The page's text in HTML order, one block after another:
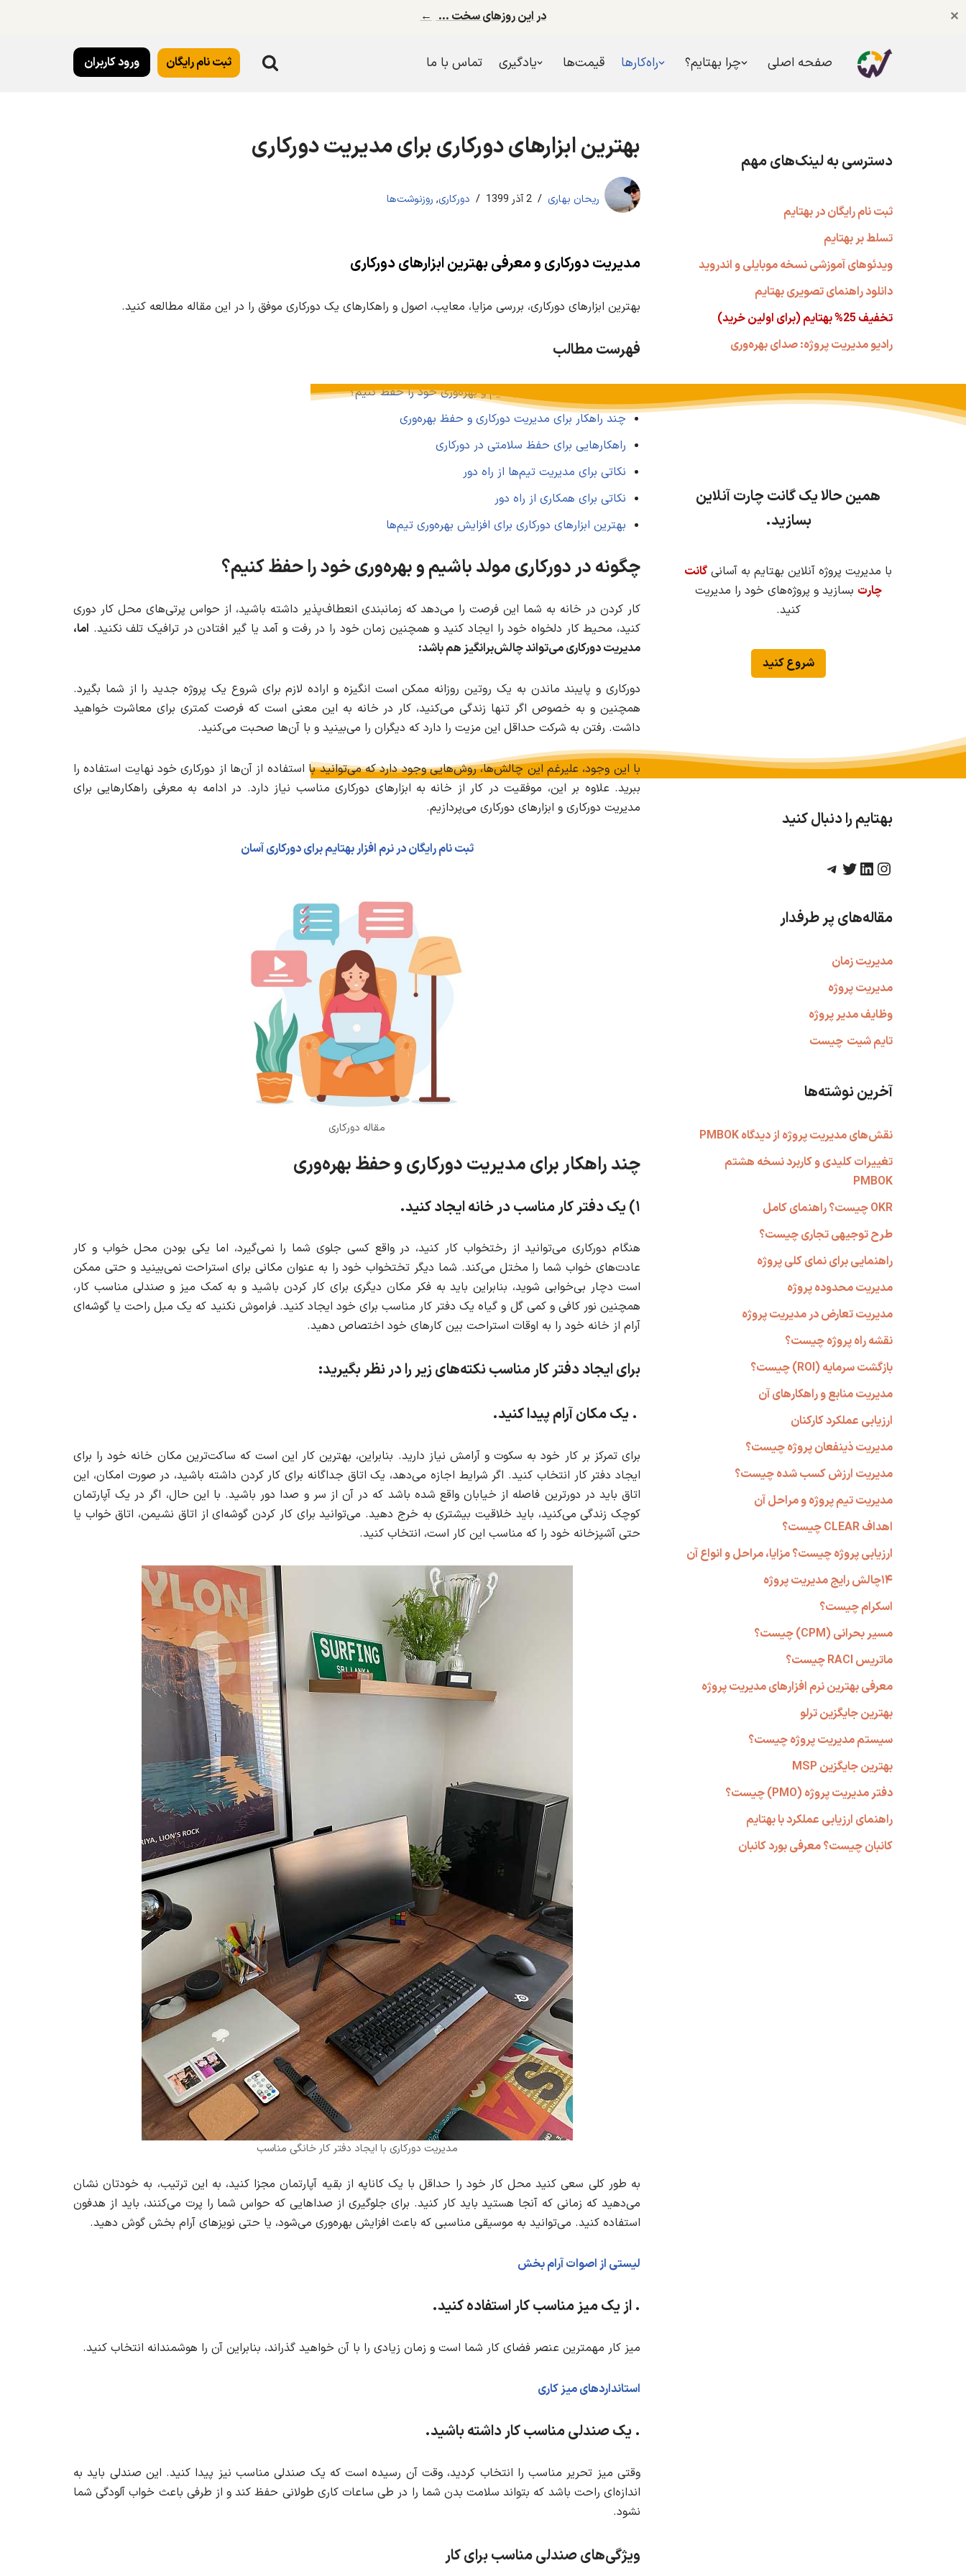
در این روزهای سخت … ← ✕
صفحه اصلی چرا بهتایم؟ راه‌کارها قیمت‌ها یادگیری تماس با ما ثبت نام رایگان ورود کاربران
دسترسی به لینک‌های مهم
ثبت نام رایگان در بهتایم
تسلط بر بهتایم
ویدئوهای آموزشی نسخه موبایلی و اندروید
دانلود راهنمای تصویری بهتایم
تخفیف 25% بهتایم (برای اولین خرید)
رادیو مدیریت پروژه: صدای بهره‌وری
همین حالا یک گانت چارت آنلاین
بسازید.
با مدیریت پروژه آنلاین بهتایم به آسانی گانت
چارت بسازید و پروژه‌های خود را مدیریت
کنید.
شروع کنید
بهتایم را دنبال کنید
مقاله‌های پر طرفدار
مدیریت زمان
مدیریت پروژه
وظایف مدیر پروژه
تایم شیت چیست
آخرین نوشته‌ها
نقش‌های مدیریت پروژه از دیدگاه PMBOK
تغییرات کلیدی و کاربرد نسخه هشتم
PMBOK
OKR چیست؟ راهنمای کامل
طرح توجیهی تجاری چیست؟
راهنمایی برای نمای کلی پروژه
مدیریت محدوده پروژه
مدیریت تعارض در مدیریت پروژه
نقشه راه پروژه چیست؟
بازگشت سرمایه (ROI) چیست؟
مدیریت منابع و راهکارهای آن
ارزیابی عملکرد کارکنان
مدیریت ذینفعان پروژه چیست؟
مدیریت ارزش کسب شده چیست؟
مدیریت تیم پروژه و مراحل آن
اهداف CLEAR چیست؟
ارزیابی پروژه چیست؟ مزایا، مراحل و انواع آن
۱۴چالش رایج مدیریت پروژه
اسکرام چیست؟
مسیر بحرانی (CPM) چیست؟
ماتریس RACI چیست؟
معرفی بهترین نرم افزارهای مدیریت پروژه
بهترین جایگزین ترلو
سیستم مدیریت پروژه چیست؟
بهترین جایگزین MSP
دفتر مدیریت پروژه (PMO) چیست؟
راهنمای ارزیابی عملکرد با بهتایم
کانبان چیست؟ معرفی بورد کانبان
بهترین ابزارهای دورکاری برای مدیریت دورکاری
ریحان بهاری 2 آذر 1399 دورکاری, روزنوشت‌ها
مدیریت دورکاری و معرفی بهترین ابزارهای دورکاری
بهترین ابزارهای دورکاری، بررسی مزایا، معایب، اصول و راهکارهای یک دورکاری موفق را در این مقاله مطالعه کنید.
فهرست مطالب
چگونه در دورکاری مولد باشیم و بهره‌وری خود را حفظ کنیم؟
چند راهکار برای مدیریت دورکاری و حفظ بهره‌وری
راهکارهایی برای حفظ سلامتی در دورکاری
نکاتی برای مدیریت تیم‌ها از راه دور
نکاتی برای همکاری از راه دور
بهترین ابزارهای دورکاری برای افزایش بهره‌وری تیم‌ها
چگونه در دورکاری مولد باشیم و بهره‌وری خود را حفظ کنیم؟
کار کردن در خانه به شما این فرصت را می‌دهد که زمانبندی انعطاف‌پذیر داشته باشید، از حواس پرتی‌های محل کار دوری
کنید، محیط کار دلخواه خود را ایجاد کنید و همچنین زمان خود را در رفت و آمد یا گیر افتادن در ترافیک تلف نکنید. اما،
مدیریت دورکاری می‌تواند چالش‌برانگیز هم باشد:
دورکاری و پایبند ماندن به یک روتین روزانه ممکن است انگیزه و اراده لازم برای شروع یک پروژه جدید را از شما بگیرد.
همچنین و به خصوص اگر تنها زندگی می‌کنید، کار در خانه به این معنی است که فرصت کمتری برای معاشرت خواهید
داشت. رفتن به شرکت حداقل این مزیت را دارد که دیگران را می‌بینید و با آن‌ها صحبت می‌کنید.
با این وجود، علیرغم این چالش‌ها، روش‌هایی وجود دارد که می‌توانید با استفاده از آن‌ها از دورکاری خود نهایت استفاده را
ببرید. علاوه بر این، موفقیت در کار از خانه به ابزارهای دورکاری مناسب نیاز دارد. در ادامه به معرفی راهکارهایی برای
مدیریت دورکاری و ابزارهای دورکاری می‌پردازیم.
ثبت نام رایگان در نرم افزار بهتایم برای دورکاری آسان
مقاله دورکاری
چند راهکار برای مدیریت دورکاری و حفظ بهره‌وری
۱) یک دفتر کار مناسب در خانه ایجاد کنید.
هنگام دورکاری می‌توانید از رختخواب کار کنید، در واقع کسی جلوی شما را نمی‌گیرد، اما یکی بودن محل خواب و کار
عادت‌های خواب شما را مختل می‌کند. شما دیگر تختخواب خود را به عنوان مکانی برای استراحت نمی‌بینید و حتی ممکن
است دچار بی‌خوابی شوید، بنابراین باید به فکر مکان دیگری برای کار کردن باشید و به کمک میز و صندلی مناسب کار،
همچنین نور کافی و کمی گل و گیاه یک دفتر کار مناسب برای خود ایجاد کنید. فراموش نکنید که یک مبل راحت یا گوشه‌ای
آرام از خانه خود را به اوقات استراحت بین کارهای خود اختصاص دهید.
برای ایجاد دفتر کار مناسب نکته‌های زیر را در نظر بگیرید:
. یک مکان آرام پیدا کنید.
برای تمرکز بر کار خود به سکوت و آرامش نیاز دارید. بنابراین، بهترین کار این است که ساکت‌ترین مکان خانه خود را برای
ایجاد دفتر کار انتخاب کنید. اگر شرایط اجازه می‌دهد، یک اتاق جداگانه برای کار کردن داشته باشید، در صورت امکان، این
اتاق باید در دورترین فاصله از خیابان واقع شده باشد که در آن از سر و صدا دور باشید. با این حال، اگر در یک آپارتمان
کوچک زندگی می‌کنید، باید خلاقیت بیشتری به خرج دهید. می‌توانید برای کار کردن گوشه‌ای از اتاق نشیمن، اتاق خواب یا
حتی آشپزخانه خود را که مناسب این کار است، انتخاب کنید.
مدیریت دورکاری با ایجاد دفتر کار خانگی مناسب
به طور کلی سعی کنید محل کار خود را حداقل با یک کاناپه از بقیه آپارتمان مجزا کنید، به این ترتیب، به خودتان نشان
می‌دهید که زمانی که آنجا هستید باید کار کنید. برای جلوگیری از صداهایی که حواس شما را پرت می‌کنند، باید از هدفون
استفاده کنید. می‌توانید به موسیقی مناسبی که باعث افزایش بهره‌وری می‌شود، یا حتی نویزهای آرام بخش گوش دهید.
لیستی از اصوات آرام بخش
. از یک میز مناسب کار استفاده کنید.
میز کار مهمترین عنصر فضای کار شما است و زمان زیادی را با آن خواهید گذراند، بنابراین آن را هوشمندانه انتخاب کنید.
استانداردهای میز کاری
. یک صندلی مناسب کار داشته باشید.
وقتی میز تحریر مناسب را انتخاب کردید، وقت آن رسیده است که یک صندلی مناسب نیز پیدا کنید. این صندلی باید به
اندازه‌ای راحت باشد که بتواند سلامت بدن شما را در طی ساعات کاری طولانی حفظ کند و از طرفی باعث خواب آلودگی شما
نشود.
ویژگی‌های صندلی مناسب برای کار